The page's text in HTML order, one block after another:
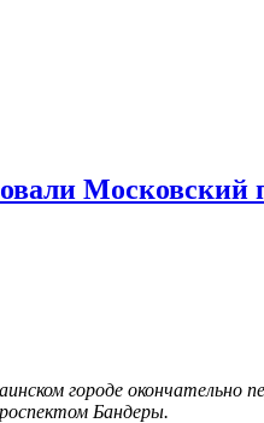
Московский
городе
Бандеры.